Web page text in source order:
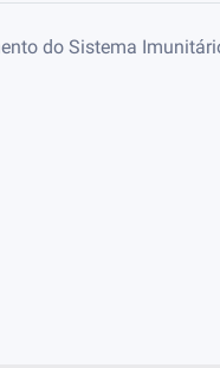
do Sistema